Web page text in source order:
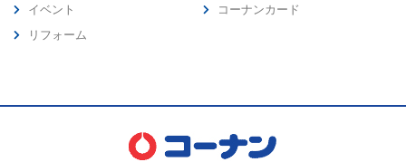
イベント
リフォーム
コーナンカード